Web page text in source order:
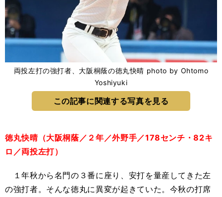
両投左打の強打者、大阪桐蔭の徳丸快晴 photo by Ohtomo
Yoshiyuki
この記事に関連する写真を見る
徳丸快晴（大阪桐蔭／２年／外野手／178センチ・82キ
ロ／両投左打）
１年秋から名門の３番に座り、安打を量産してきた左
の強打者。そんな徳丸に異変が起きていた。今秋の打席